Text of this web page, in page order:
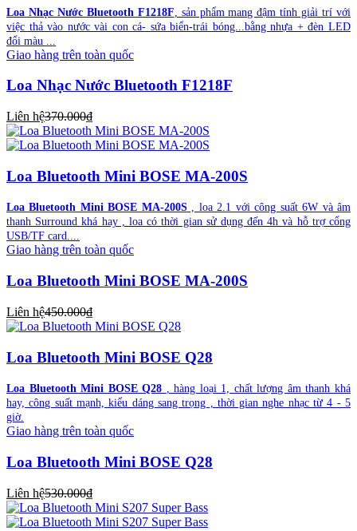
Loa Nhạc Nước Bluetooth F1218F , sản phẩm mang đậm tính giải trí với
việc thả vào nước vài con cá- sứa biển-trái bóng...bằng nhựa + đèn LED
đổi màu ...
Giao hàng trên toàn quốc
Loa Nhạc Nước Bluetooth F1218F
Liên hệ370.000₫
Loa Bluetooth Mini BOSE MA-200S
Loa Bluetooth Mini BOSE MA-200S, loa 2.1 với công suất 6W và âm
thanh Surround khá hay , loa có thời gian sử dụng đến 4h và hỗ trợ cổng
USB/TF card....
Giao hàng trên toàn quốc
Loa Bluetooth Mini BOSE MA-200S
Liên hệ450.000₫
Loa Bluetooth Mini BOSE Q28
Loa Bluetooth Mini BOSE Q28 , hàng loại 1, chất lượng âm thanh khá
hay, công suất mạnh, kiểu dáng sang trọng , thời gian nghe nhạc từ 4 - 5
giờ.
Giao hàng trên toàn quốc
Loa Bluetooth Mini BOSE Q28
Liên hệ530.000₫